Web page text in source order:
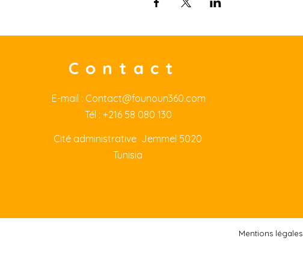
Contact
E-mail : Contact@founoun360.com
Tél : +216 58 080 130
Cité administrative Jemmel 5020
Tunisia
Mentions légales